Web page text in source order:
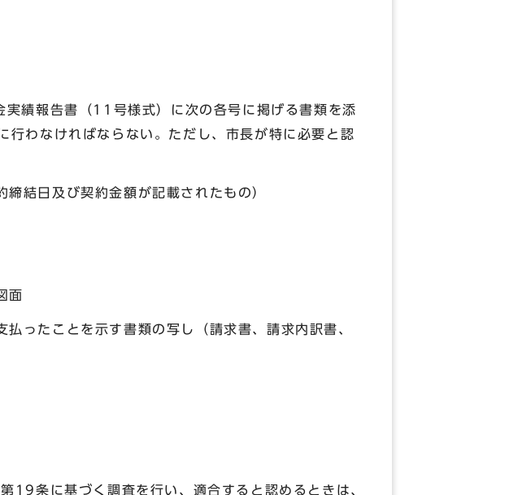
績報告書（11号様式）に次の各号に掲げる書類を添
わなければならない。ただし、市長が特に必要と認
結日及び契約金額が記載されたもの）
面
ったことを示す書類の写し（請求書、請求内訳書、
条に基づく調査を行い、適合すると認めるときは、